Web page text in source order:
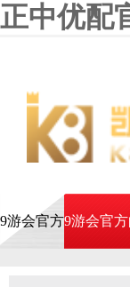
正中优配
9游会官方9游会官